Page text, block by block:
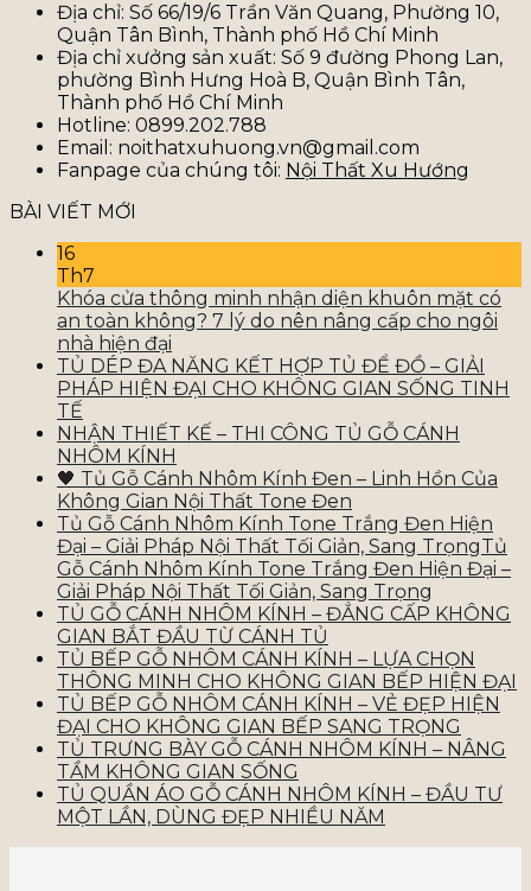
Địa chỉ: Số 66/19/6 Trần Văn Quang, Phường 10,
Quận Tân Bình, Thành phố Hồ Chí Minh
Địa chỉ xưởng sản xuất: Số 9 đường Phong Lan,
phường Bình Hưng Hoà B, Quận Bình Tân,
Thành phố Hồ Chí Minh
Hotline: 0899.202.788
Email: noithatxuhuong.vn@gmail.com
Fanpage của chúng tôi: Nội Thất Xu Hướng
BÀI VIẾT MỚI
16
Th7
Khóa cửa thông minh nhận diện khuôn mặt có
an toàn không? 7 lý do nên nâng cấp cho ngôi
nhà hiện đại
TỦ DÉP ĐA NĂNG KẾT HỢP TỦ ĐỂ ĐỒ – GIẢI
PHÁP HIỆN ĐẠI CHO KHÔNG GIAN SỐNG TINH
TẾ
NHẬN THIẾT KẾ – THI CÔNG TỦ GỖ CÁNH
NHÔM KÍNH
🖤 Tủ Gỗ Cánh Nhôm Kính Đen – Linh Hồn Của
Không Gian Nội Thất Tone Đen
Tủ Gỗ Cánh Nhôm Kính Tone Trắng Đen Hiện
Đại – Giải Pháp Nội Thất Tối Giản, Sang TrọngTủ
Gỗ Cánh Nhôm Kính Tone Trắng Đen Hiện Đại –
Giải Pháp Nội Thất Tối Giản, Sang Trọng
TỦ GỖ CÁNH NHÔM KÍNH – ĐẲNG CẤP KHÔNG
GIAN BẮT ĐẦU TỪ CÁNH TỦ
TỦ BẾP GỖ NHÔM CÁNH KÍNH – LỰA CHỌN
THÔNG MINH CHO KHÔNG GIAN BẾP HIỆN ĐẠI
TỦ BẾP GỖ NHÔM CÁNH KÍNH – VẺ ĐẸP HIỆN
ĐẠI CHO KHÔNG GIAN BẾP SANG TRỌNG
TỦ TRƯNG BÀY GỖ CÁNH NHÔM KÍNH – NÂNG
TẦM KHÔNG GIAN SỐNG
TỦ QUẦN ÁO GỖ CÁNH NHÔM KÍNH – ĐẦU TƯ
MỘT LẦN, DÙNG ĐẸP NHIỀU NĂM